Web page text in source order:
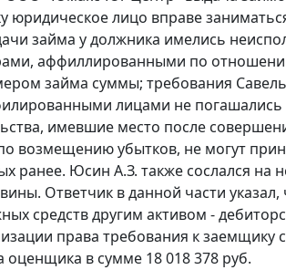
юридическое лицо вправе
займа у должника имелись
аффиллированными по
займа суммы; требования
лицами не погашались
имевшие место после
возмещению убытков, не могут
ранее. Юсин А.З. также сослался на
Ответчик в данной части
средств другим активом -
права требования к заемщику
в сумме 18 018 378 руб.